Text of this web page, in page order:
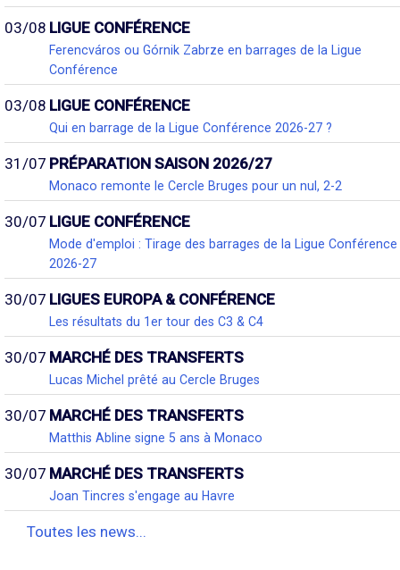
03/08 LIGUE CONFÉRENCE
Ferencváros ou Górnik Zabrze en barrages de la Ligue
Conférence
03/08 LIGUE CONFÉRENCE
Qui en barrage de la Ligue Conférence 2026-27 ?
31/07 PRÉPARATION SAISON 2026/27
Monaco remonte le Cercle Bruges pour un nul, 2-2
30/07 LIGUE CONFÉRENCE
Mode d'emploi : Tirage des barrages de la Ligue Conférence
2026-27
30/07 LIGUES EUROPA & CONFÉRENCE
Les résultats du 1er tour des C3 & C4
30/07 MARCHÉ DES TRANSFERTS
Lucas Michel prêté au Cercle Bruges
30/07 MARCHÉ DES TRANSFERTS
Matthis Abline signe 5 ans à Monaco
30/07 MARCHÉ DES TRANSFERTS
Joan Tincres s'engage au Havre
Toutes les news...